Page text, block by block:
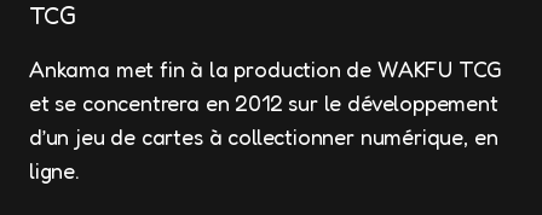
TCG
Ankama met fin à la production de WAKFU TCG
et se concentrera en 2012 sur le développement
d’un jeu de cartes à collectionner numérique, en
ligne.